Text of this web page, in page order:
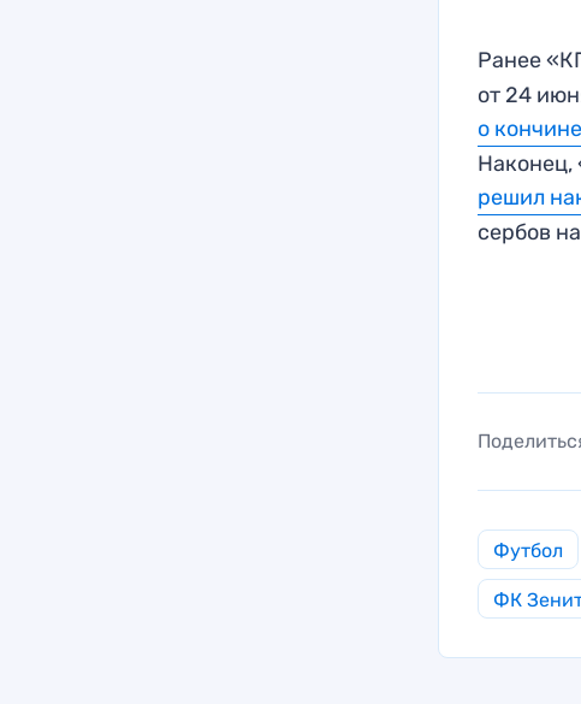
Ранее
от 24
о
Наконец,
решил
сербов
Футбол
ФК